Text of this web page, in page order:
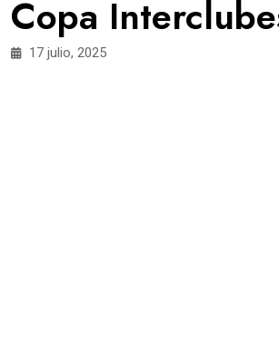
Copa
17 julio, 2025